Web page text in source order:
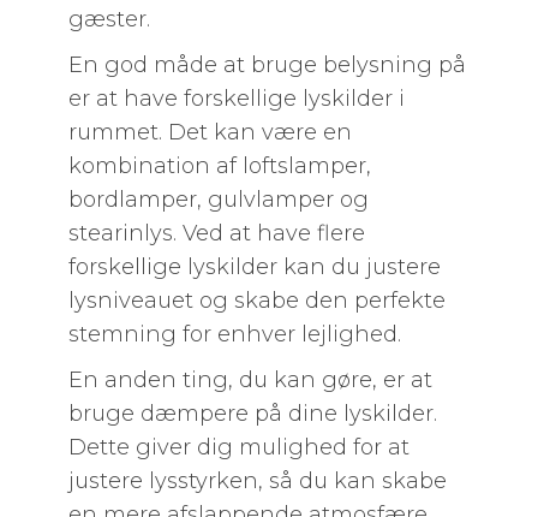
gæster.
En god måde at bruge belysning på
er at have forskellige lyskilder i
rummet. Det kan være en
kombination af loftslamper,
bordlamper, gulvlamper og
stearinlys. Ved at have flere
forskellige lyskilder kan du justere
lysniveauet og skabe den perfekte
stemning for enhver lejlighed.
En anden ting, du kan gøre, er at
bruge dæmpere på dine lyskilder.
Dette giver dig mulighed for at
justere lysstyrken, så du kan skabe